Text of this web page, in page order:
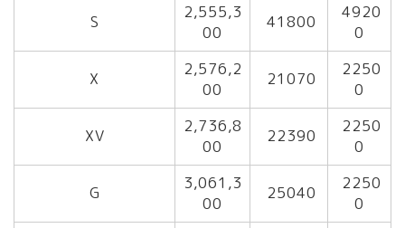
S
2,555,3
00
41800
4920
0
X
2,576,2
00
21070
2250
0
XV
2,736,8
00
22390
2250
0
G
3,061,3
00
25040
2250
0